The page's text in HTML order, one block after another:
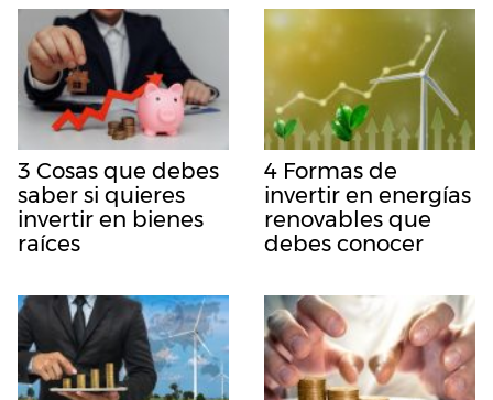
3 Cosas que debes
saber si quieres
invertir en bienes
raíces
4 Formas de
invertir en energías
renovables que
debes conocer